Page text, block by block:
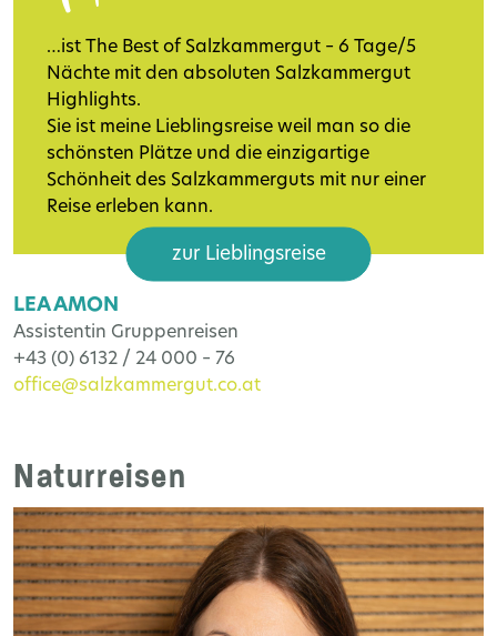
…ist The Best of Salzkammergut – 6 Tage/5
Nächte mit den absoluten Salzkammergut
Highlights.
Sie ist meine Lieblingsreise weil man so die
schönsten Plätze und die einzigartige
Schönheit des Salzkammerguts mit nur einer
Reise erleben kann.
zur Lieblingsreise
LEA AMON
Assistentin Gruppenreisen
+43 (0) 6132 / 24 000 – 76
office@salzkammergut.co.at
Naturreisen